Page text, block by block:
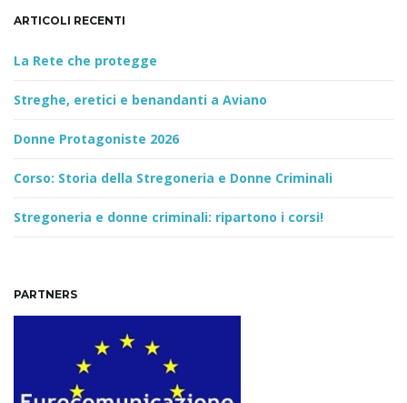
ARTICOLI RECENTI
La Rete che protegge
Streghe, eretici e benandanti a Aviano
Donne Protagoniste 2026
Corso: Storia della Stregoneria e Donne Criminali
Stregoneria e donne criminali: ripartono i corsi!
PARTNERS